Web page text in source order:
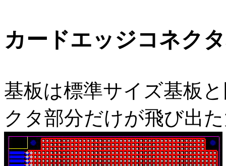
カードエッジコネク
基板は標準サイズ基板
クタ部分だけが飛び出